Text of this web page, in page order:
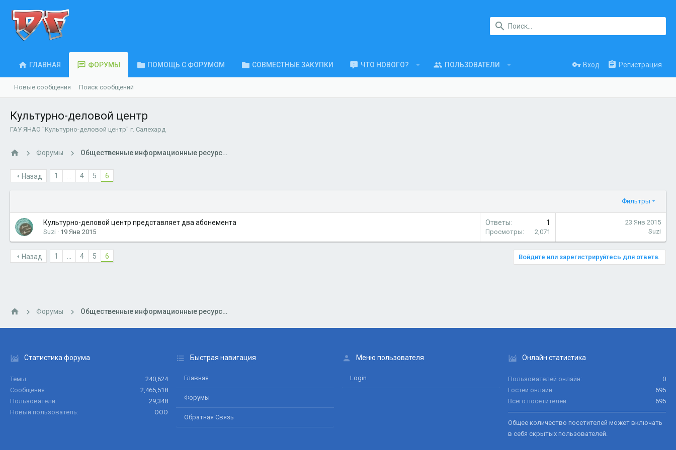
ГЛАВНАЯ ФОРУМЫ ПОМОЩЬ С ФОРУМОМ СОВМЕСТНЫЕ ЗАКУПКИ ЧТО НОВОГО? ПОЛЬЗОВАТЕЛИ Вход Регистрация
Новые сообщения Поиск сообщений
Культурно-деловой центр
ГАУ ЯНАО "Культурно-деловой центр" г. Салехард
Форумы Общественные информационные ресурсы г. Салехард и
Назад 1 ... 4 5 6
Фильтры
Культурно-деловой центр представляет два абонемента
Suzi 19 Янв 2015
Ответы 1
Просмотры 2,071
23 Янв 2015
Suzi
Назад 1 ... 4 5 6 Войдите или зарегистрируйтесь для ответа.
Форумы Общественные информационные ресурсы г. Салехард и
Статистика форума
Темы
240,624
Сообщения
2,465,518
Пользователи
29,348
Новый пользователь
ООО
Быстрая навигация
Главная
Форумы
Обратная Связь
Меню пользователя
Login
Онлайн статистика
Пользователей онлайн
0
Гостей онлайн
695
Всего посетителей
695
Общее количество посетителей может включать
в себя скрытых пользователей.